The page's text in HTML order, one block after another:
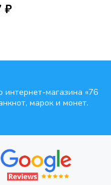
₽
интернет-магазина «76
марок и монет.